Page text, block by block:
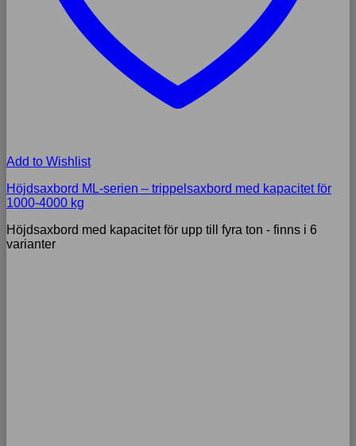
Add to Wishlist
Höjdsaxbord ML-serien – trippelsaxbord med kapacitet för
1000-4000 kg
Höjdsaxbord med kapacitet för upp till fyra ton - finns i 6
varianter